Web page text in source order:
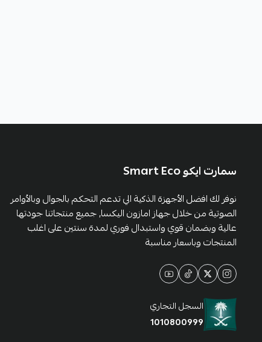
سمارت ايكو Smart Eco
نوفر لك افضل الأجهزة الذكية الي تدعم التحكم بالجوال وبالأوامر
الصوتية من خلال جهاز امازون اليكسا, جميع منتجاتنا جودتها
عالية وبضمان قوي واستبدال فوري لمدة سنتين على اغلب
المنتجات وباسعار مناسبة
السجل التجاري
1010800999